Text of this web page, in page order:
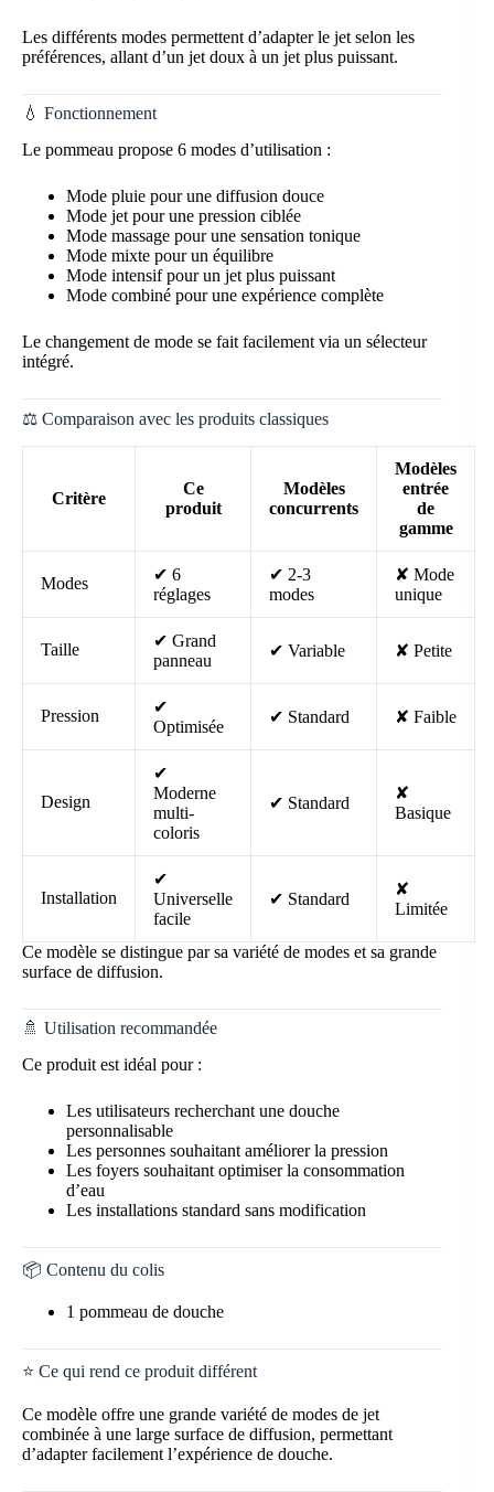
Les différents modes permettent d’adapter le jet selon les
préférences, allant d’un jet doux à un jet plus puissant.
💧 Fonctionnement
Le pommeau propose 6 modes d’utilisation :
Mode pluie pour une diffusion douce
Mode jet pour une pression ciblée
Mode massage pour une sensation tonique
Mode mixte pour un équilibre
Mode intensif pour un jet plus puissant
Mode combiné pour une expérience complète
Le changement de mode se fait facilement via un sélecteur
intégré.
⚖️ Comparaison avec les produits classiques
Critère
Ce
produit
Modèles
concurrents
Modèles
entrée
de
gamme
Modes
✔ 6
réglages
✔ 2-3
modes
✘ Mode
unique
Taille
✔ Grand
panneau
✔ Variable ✘ Petite
Pression
✔
Optimisée
✔ Standard ✘ Faible
Design
✔
Moderne
multi-
coloris
✔ Standard
✘
Basique
Installation
✔
Universelle
facile
✔ Standard
✘
Limitée
Ce modèle se distingue par sa variété de modes et sa grande
surface de diffusion.
🚿 Utilisation recommandée
Ce produit est idéal pour :
Les utilisateurs recherchant une douche
personnalisable
Les personnes souhaitant améliorer la pression
Les foyers souhaitant optimiser la consommation
d’eau
Les installations standard sans modification
📦 Contenu du colis
1 pommeau de douche
⭐ Ce qui rend ce produit différent
Ce modèle offre une grande variété de modes de jet
combinée à une large surface de diffusion, permettant
d’adapter facilement l’expérience de douche.